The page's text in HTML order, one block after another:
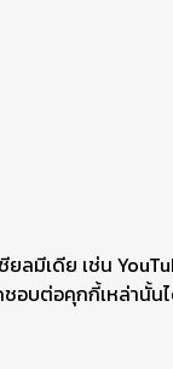
ยลมีเดีย เช่น
อบต่อคุกกี้เหล่านั้นไ